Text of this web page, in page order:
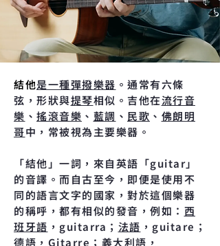
結他是一種彈撥樂器 。通常有六條
弦，形狀與提琴相似。吉他在流行音
樂 、 搖滾音樂 、 藍調 、 民歌 、 佛朗明
哥中，常被視為主要樂器。
「結他」一詞，來自英語「guitar」
的音譯。而自古至今，即便是使用不
同的語言文字的國家，對於這個樂器
的稱呼，都有相似的發音，例如： 西
班牙語 ，guitarra； 法語 ，guitare；
德語 ，Gitarre； 義大利語 ，